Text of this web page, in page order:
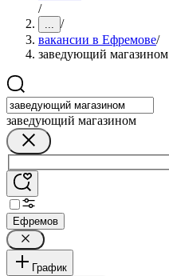
/
... /
вакансии в Ефремове/
заведующий магазином
заведующий магазином
Ефремов
График